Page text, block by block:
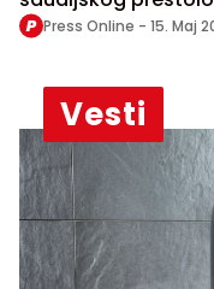
Salmana, zalažući
predlog
Press Online - 15. Maj
Vesti